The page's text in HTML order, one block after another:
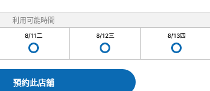
利用可能時間
8/11二 8/12三 8/13四
預約此店舖